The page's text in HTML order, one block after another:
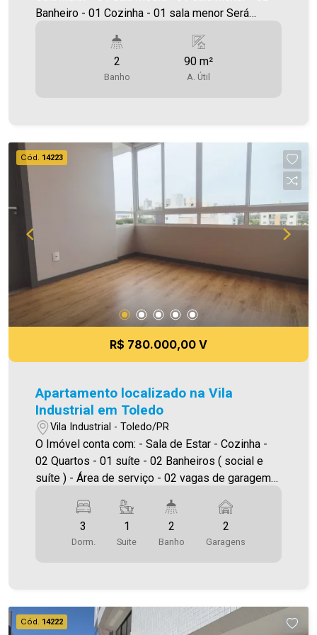
Banheiro - 01 Cozinha - 01 sala menor Será
equivalente a 6% do valor do aluguel. Para mais
detalhes sobre o FCI, acesse o menu LOCAÇÃO
em nosso site. A Imobiliária Ativa possui hoje
oportunidade, agende uma visita! Imobiliária Ativa
| Sinta-se em casa! - As informações aqui
prestadas são verdadeiras, todavia, reservamo-
nos o direito de corrigir qualquer erro de
digitação e/ou ortografia, bem como alteração
dos preços e imagens. Fotos meramente
ilustrativas.
2
Banho
90 m²
A. Útil
Cód. 14223
R$ 780.000,00 V
Apartamento localizado na Vila
Industrial em Toledo
Vila Industrial - Toledo/PR
O Imóvel conta com: - Sala de Estar - Cozinha -
02 Quartos - 01 suíte - 02 Banheiros ( social e
suíte ) - Área de serviço - 02 vagas de garagem
Ativa possui hoje uma das maiores carteiras de
imóveis administrados da cidade, atuando com
excelência tanto na locação quanto na venda.
todavia, reservamo-nos o direito de corrigir
qualquer erro de digitação e/ou ortografia, bem
3
Dorm.
1
Suite
2
Banho
2
Garagens
Cód. 14222